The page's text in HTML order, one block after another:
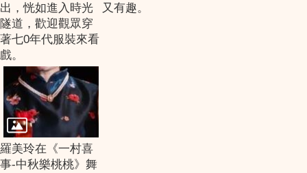
出，恍如進入時光
隧道，歡迎觀眾穿
著七0年代服裝來看
戲。
又有趣。
羅美玲在《一村喜
事-中秋樂桃桃》舞